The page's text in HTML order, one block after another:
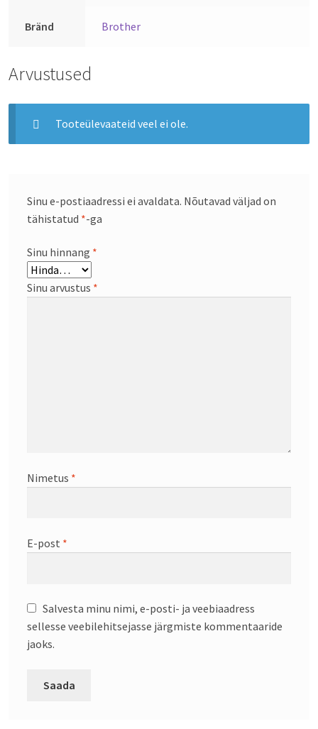
Bränd Brother
Arvustused
Tooteülevaateid veel ei ole.
Sinu e-postiaadressi ei avaldata. Nõutavad väljad on
tähistatud *-ga
Sinu hinnang *
Sinu arvustus *
Nimetus *
E-post *
Salvesta minu nimi, e-posti- ja veebiaadress
sellesse veebilehitsejasse järgmiste kommentaaride
jaoks.